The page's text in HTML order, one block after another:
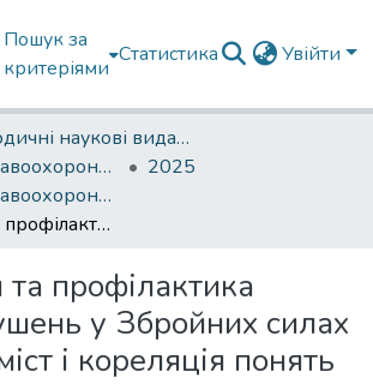
Пошук за
критеріями
Статистика Увійти
Періодичні наукові видання КІ НГУ
Проблеми правоохоронної та освітньої діяльності
2025
Проблеми правоохоронної та освітньої діяльності, 2025‘ № 1
Превенція та профілактика правопорушень у Збройних силах України: зміст і кореляція понять
профілактика
у Збройних силах
і кореляція понять